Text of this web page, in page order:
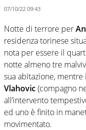
07/10/22 09:43
Notte di terrore per
residenza torinese
nota per essere il
notte almeno tre
sua abitazione,
Vlahovic(compagno
all’intervento
ed uno è finito in
movimentato.